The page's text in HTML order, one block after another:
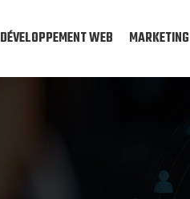
DÉVELOPPEMENT WEB